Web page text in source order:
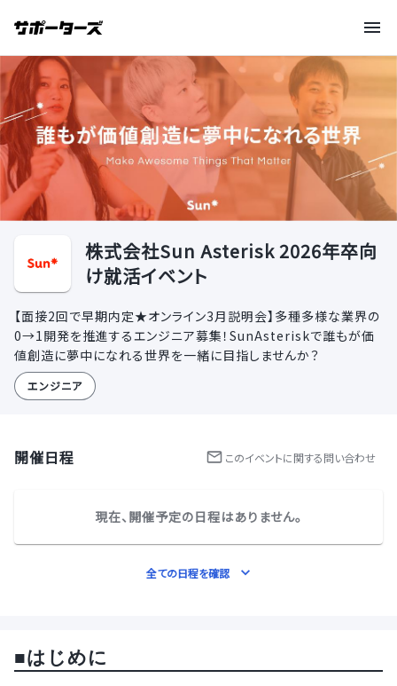
株式会社Sun Asterisk 2026年卒向
け就活イベント
【面接2回で早期内定★オンライン3月説明会】多種多様な業界の
0→1開発を推進するエンジニア募集！SunAsteriskで誰もが価
値創造に夢中になれる世界を一緒に目指しませんか？
エンジニア
開催日程 このイベントに関する問い合わせ
現在、開催予定の日程はありません。
全ての日程を確認
■はじめに